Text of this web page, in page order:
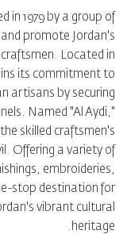
in 1979 by a group of
promote Jordan's
Located in
its commitment to
artisans by securing
Named "Al Aydi,"
skilled craftsmen's
Offering a variety of
embroideries,
stop destination for
vibrant cultural
heritage.